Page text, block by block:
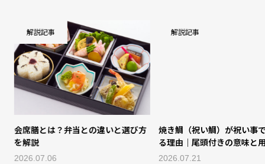
会席膳とは？弁当との違いと選び方
を解説
2026.07.06
解説記事
焼き鯛（祝い鯛）が祝い事
る理由｜尾頭付きの意味と
方
2026.07.21
解説記事